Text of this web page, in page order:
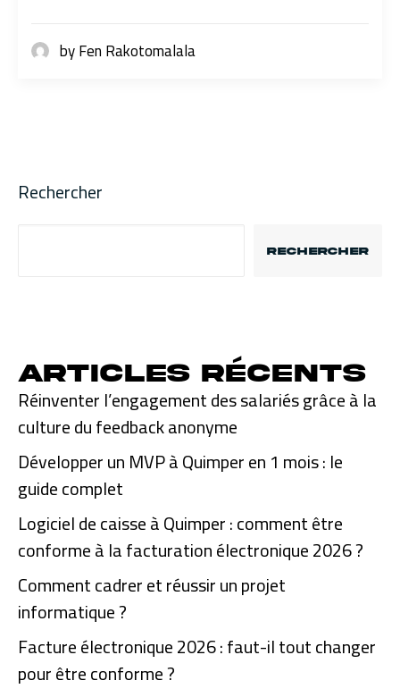
by Fen Rakotomalala
Rechercher
RECHERCHER
Articles récents
Réinventer l’engagement des salariés grâce à la
culture du feedback anonyme
Développer un MVP à Quimper en 1 mois : le
guide complet
Logiciel de caisse à Quimper : comment être
conforme à la facturation électronique 2026 ?
Comment cadrer et réussir un projet
informatique ?
Facture électronique 2026 : faut-il tout changer
pour être conforme ?